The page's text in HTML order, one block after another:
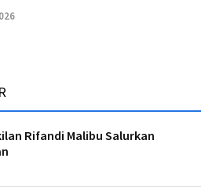
Rifandi Malibu Salurkan